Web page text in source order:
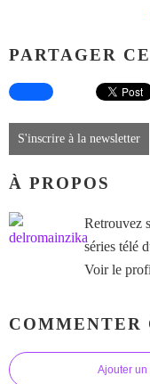
PARTAGER
S'inscrire à la newsletter
À PROPOS
Retrouvez
séries télé
Voir le
COMMENTER
Ajouter un